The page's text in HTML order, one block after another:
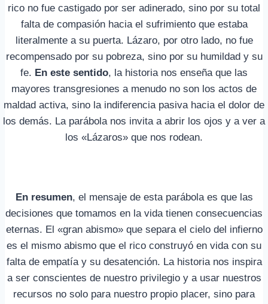
rico no fue castigado por ser adinerado, sino por su total
falta de compasión hacia el sufrimiento que estaba
literalmente a su puerta. Lázaro, por otro lado, no fue
recompensado por su pobreza, sino por su humildad y su
fe. En este sentido, la historia nos enseña que las
mayores transgresiones a menudo no son los actos de
maldad activa, sino la indiferencia pasiva hacia el dolor de
los demás. La parábola nos invita a abrir los ojos y a ver a
los «Lázaros» que nos rodean.
En resumen, el mensaje de esta parábola es que las
decisiones que tomamos en la vida tienen consecuencias
eternas. El «gran abismo» que separa el cielo del infierno
es el mismo abismo que el rico construyó en vida con su
falta de empatía y su desatención. La historia nos inspira
a ser conscientes de nuestro privilegio y a usar nuestros
recursos no solo para nuestro propio placer, sino para